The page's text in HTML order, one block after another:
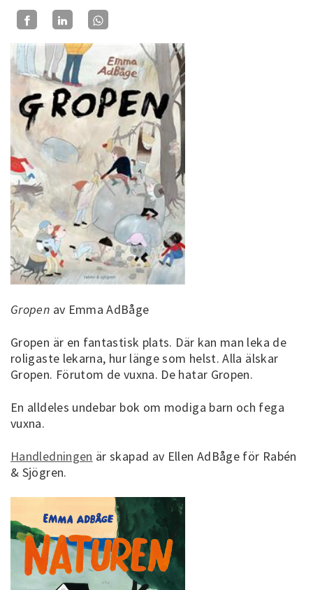
Gropen av Emma AdBåge
Gropen är en fantastisk plats. Där kan man leka de
roligaste lekarna, hur länge som helst. Alla älskar
Gropen. Förutom de vuxna. De hatar Gropen.
En alldeles undebar bok om modiga barn och fega
vuxna.
Handledningen är skapad av Ellen AdBåge för Rabén
& Sjögren.